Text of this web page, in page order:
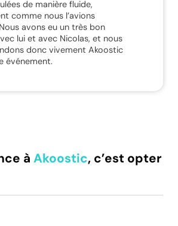
de manière fluide,
comme nous l’avions
avons eu un très bon
lui et avec Nicolas, et nous
donc vivement Akoostic
événement.
à Akoostic, c’est opter